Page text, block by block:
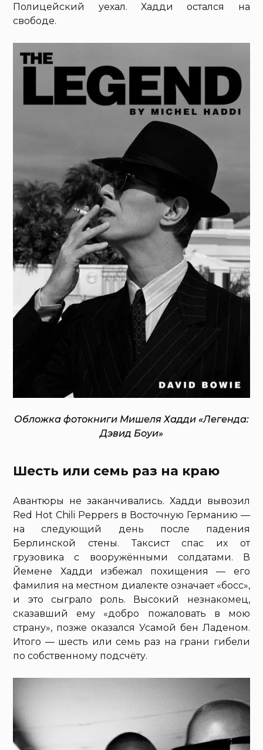
Полицейский уехал. Хадди остался на
свободе.
Обложка фотокниги Мишеля Хадди «Легенда:
Дэвид Боуи»
Шесть или семь раз на краю
Авантюры не заканчивались. Хадди вывозил
Red Hot Chili Peppers в Восточную Германию —
на следующий день после падения
Берлинской стены. Таксист спас их от
грузовика с вооружёнными солдатами. В
Йемене Хадди избежал похищения — его
фамилия на местном диалекте означает «босс»,
и это сыграло роль. Высокий незнакомец,
сказавший ему «добро пожаловать в мою
страну», позже оказался Усамой бен Ладеном.
Итого — шесть или семь раз на грани гибели
по собственному подсчёту.